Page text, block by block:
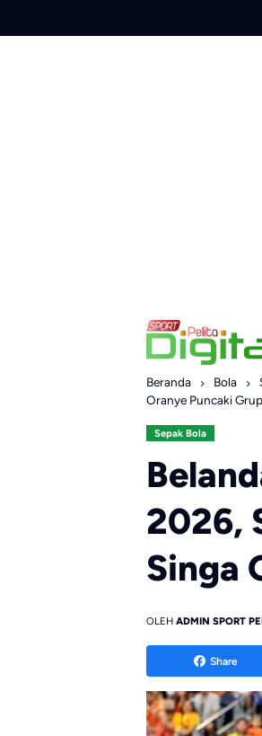
Beranda Bola
Oranye Puncaki
Sepak Bola
2026,
Singa
OLEH ADMIN SPORT
Share